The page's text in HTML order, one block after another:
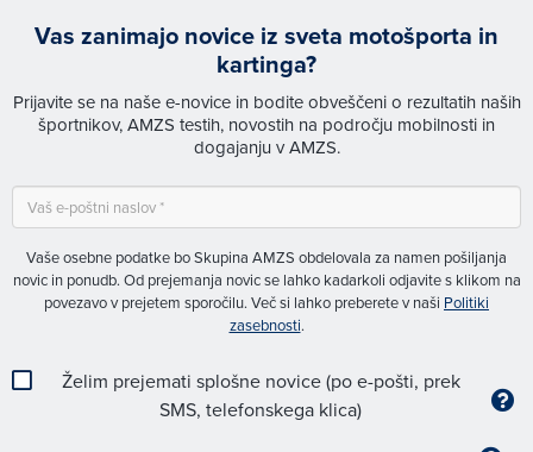
Vas zanimajo novice iz sveta motošporta in
kartinga?
Prijavite se na naše e-novice in bodite obveščeni o rezultatih naših
športnikov, AMZS testih, novostih na področju mobilnosti in
dogajanju v AMZS.
Vaše osebne podatke bo Skupina AMZS obdelovala za namen pošiljanja
novic in ponudb. Od prejemanja novic se lahko kadarkoli odjavite s klikom na
povezavo v prejetem sporočilu. Več si lahko preberete v naši Politiki
zasebnosti.
Želim prejemati splošne novice (po e-pošti, prek
SMS, telefonskega klica)